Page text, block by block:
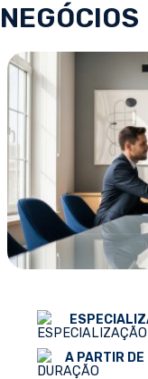
NEGÓCIOS
A PARTIR DE